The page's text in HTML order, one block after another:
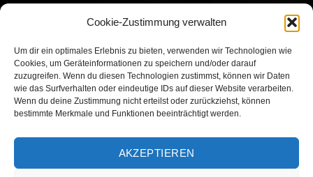
Cookie-Zustimmung verwalten
Um dir ein optimales Erlebnis zu bieten, verwenden wir Technologien wie
Cookies, um Geräteinformationen zu speichern und/oder darauf
zuzugreifen. Wenn du diesen Technologien zustimmst, können wir Daten
wie das Surfverhalten oder eindeutige IDs auf dieser Website verarbeiten.
Wenn du deine Zustimmung nicht erteilst oder zurückziehst, können
bestimmte Merkmale und Funktionen beeinträchtigt werden.
AKZEPTIEREN
Bezahlen
Versand